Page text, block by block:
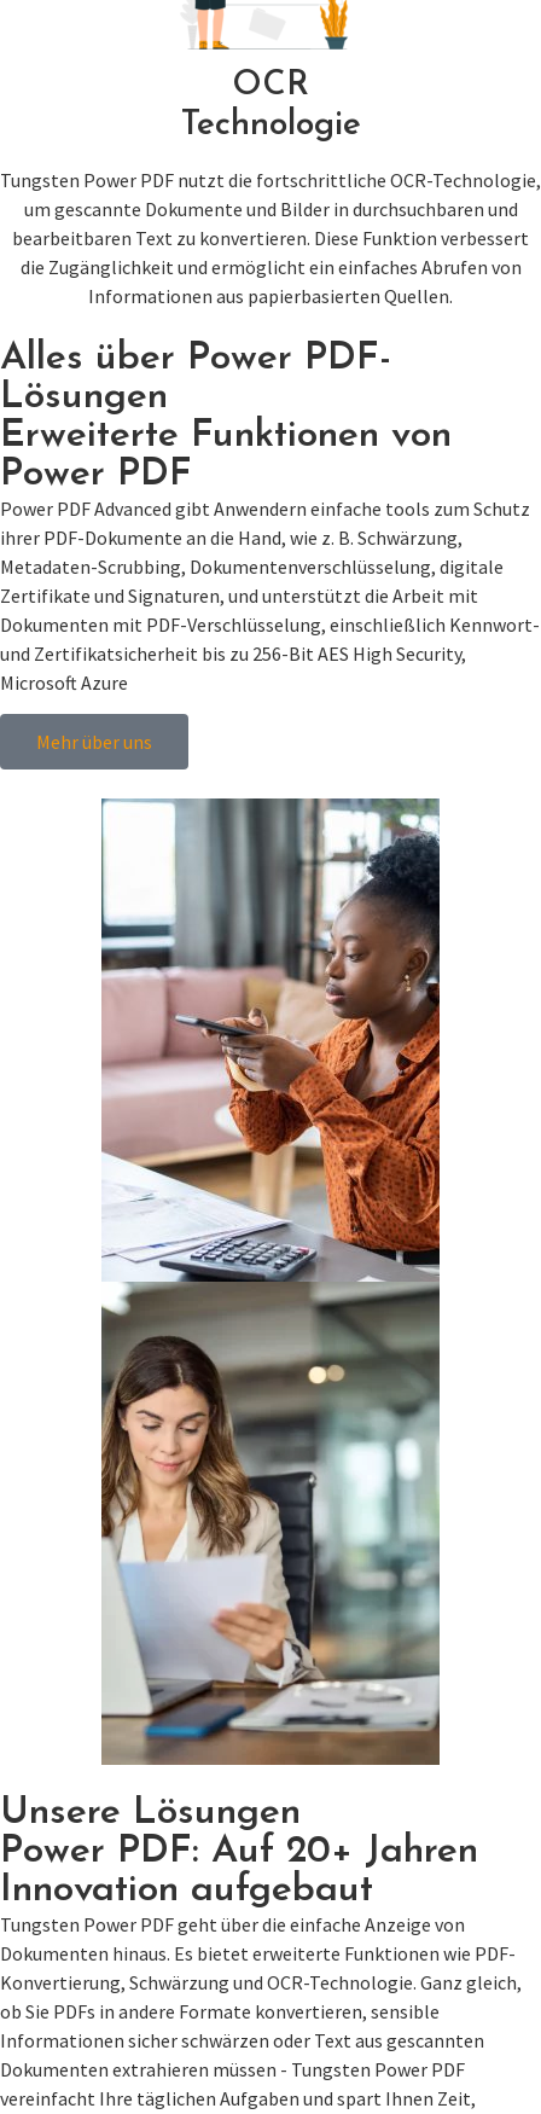
OCR
Technologie
Tungsten Power PDF nutzt die fortschrittliche OCR-Technologie,
um gescannte Dokumente und Bilder in durchsuchbaren und
bearbeitbaren Text zu konvertieren. Diese Funktion verbessert
die Zugänglichkeit und ermöglicht ein einfaches Abrufen von
Informationen aus papierbasierten Quellen.
Alles über Power PDF-
Lösungen
Erweiterte Funktionen von
Power PDF
Power PDF Advanced gibt Anwendern einfache tools zum Schutz
ihrer PDF-Dokumente an die Hand, wie z. B. Schwärzung,
Metadaten-Scrubbing, Dokumentenverschlüsselung, digitale
Zertifikate und Signaturen, und unterstützt die Arbeit mit
Dokumenten mit PDF-Verschlüsselung, einschließlich Kennwort-
und Zertifikatsicherheit bis zu 256-Bit AES High Security,
Microsoft Azure
Mehr über uns
Unsere Lösungen
Power PDF: Auf 20+ Jahren
Innovation aufgebaut
Tungsten Power PDF geht über die einfache Anzeige von
Dokumenten hinaus. Es bietet erweiterte Funktionen wie PDF-
Konvertierung, Schwärzung und OCR-Technologie. Ganz gleich,
ob Sie PDFs in andere Formate konvertieren, sensible
Informationen sicher schwärzen oder Text aus gescannten
Dokumenten extrahieren müssen - Tungsten Power PDF
vereinfacht Ihre täglichen Aufgaben und spart Ihnen Zeit,